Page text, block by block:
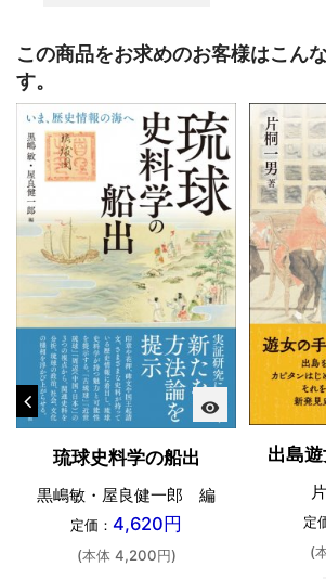
この商品をお求めのお客様はこん
す。
visibility
琉球史料学の船出
黒嶋敏・屋良健一郎 編
定価： 4,620円
(本体 4,200円)
出島
定
(